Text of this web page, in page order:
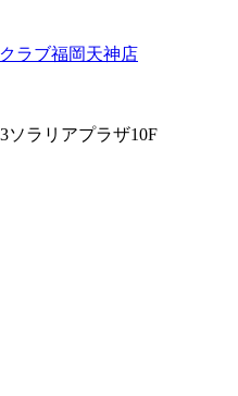
ソラリアプラザ10F